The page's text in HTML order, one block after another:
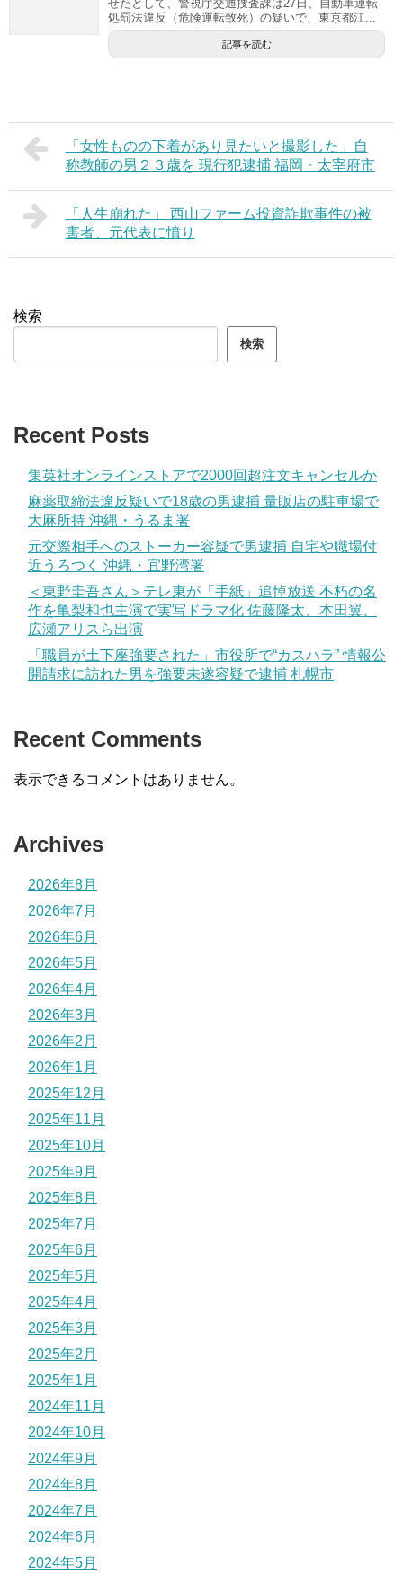
せたとして、警視庁交通捜査課は27日、自動車運転
処罰法違反（危険運転致死）の疑いで、東京都江...
記事を読む
「女性ものの下着があり見たいと撮影した」自
称教師の男２３歳を 現行犯逮捕 福岡・太宰府市
「人生崩れた」 西山ファーム投資詐欺事件の被
害者、元代表に憤り
検索
検索
Recent Posts
集英社オンラインストアで2000回超注文キャンセルか
麻薬取締法違反疑いで18歳の男逮捕 量販店の駐車場で
大麻所持 沖縄・うるま署
元交際相手へのストーカー容疑で男逮捕 自宅や職場付
近うろつく 沖縄・宜野湾署
＜東野圭吾さん＞テレ東が「手紙」追悼放送 不朽の名
作を亀梨和也主演で実写ドラマ化 佐藤隆太、本田翼、
広瀬アリスら出演
「職員が土下座強要された」市役所で“カスハラ” 情報公
開請求に訪れた男を強要未遂容疑で逮捕 札幌市
Recent Comments
表示できるコメントはありません。
Archives
2026年8月
2026年7月
2026年6月
2026年5月
2026年4月
2026年3月
2026年2月
2026年1月
2025年12月
2025年11月
2025年10月
2025年9月
2025年8月
2025年7月
2025年6月
2025年5月
2025年4月
2025年3月
2025年2月
2025年1月
2024年11月
2024年10月
2024年9月
2024年8月
2024年7月
2024年6月
2024年5月